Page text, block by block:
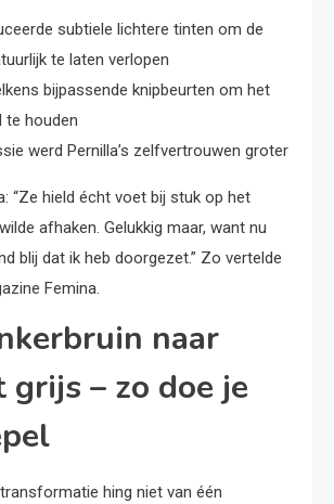
subtiele lichtere tinten om de
te laten verlopen
bijpassende knipbeurten om het
te houden
werd Pernilla’s zelfvertrouwen groter
“Ze hield écht voet bij stuk op het
afhaken. Gelukkig maar, want nu
blij dat ik heb doorgezet.” Zo vertelde
Femina.
naar
grijs – zo doe je
transformatie hing niet van één